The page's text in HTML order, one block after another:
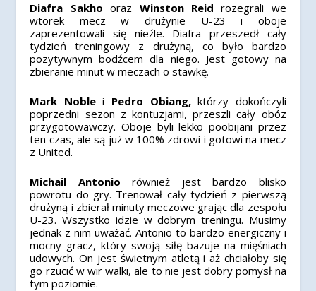
Diafra Sakhooraz Winston Reidrozegrali we
wtorek mecz w drużynie U-23 i oboje
zaprezentowali się nieźle. Diafra przeszedł cały
tydzień treningowy z drużyną, co było bardzo
pozytywnym bodźcem dla niego. Jest gotowy na
zbieranie minut w meczach o stawkę.
Mark Noblei Pedro Obiang,którzy dokończyli
poprzedni sezon z kontuzjami, przeszli cały obóz
przygotowawczy. Oboje byli lekko poobijani przez
ten czas, ale są już w 100% zdrowi i gotowi na mecz
z United.
Michail Antoniorównież jest bardzo blisko
powrotu do gry. Trenował cały tydzień z pierwszą
drużyną i zbierał minuty meczowe grając dla zespołu
U-23. Wszystko idzie w dobrym treningu. Musimy
jednak z nim uważać. Antonio to bardzo energiczny i
mocny gracz, który swoją siłę bazuje na mięśniach
udowych. On jest świetnym atletą i aż chciałoby się
go rzucić w wir walki, ale to nie jest dobry pomysł na
tym poziomie.